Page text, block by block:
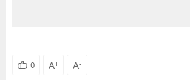
0 A+ A-